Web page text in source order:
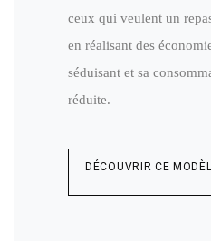
ceux qui veulent un
en réalisant des
séduisant et sa
réduite.
DÉCOUVRIR CE